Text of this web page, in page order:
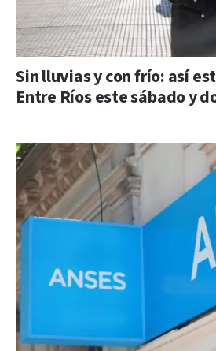
Sin lluvias y con frío: así
Entre Ríos este sábado y